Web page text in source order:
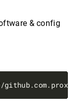
& config